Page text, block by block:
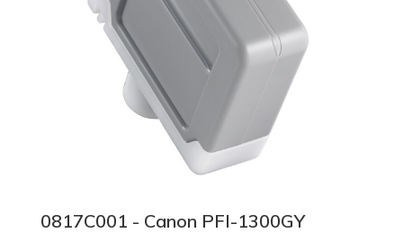
0817C001 - Canon PFI-1300GY